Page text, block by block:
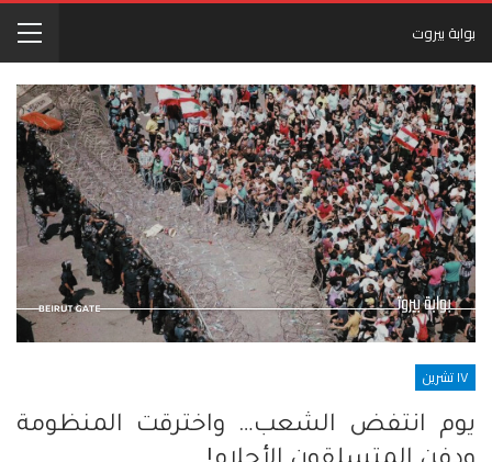
بوابة بيروت
١٧ تشرين
يوم انتفض الشعب… واخترقت المنظومة